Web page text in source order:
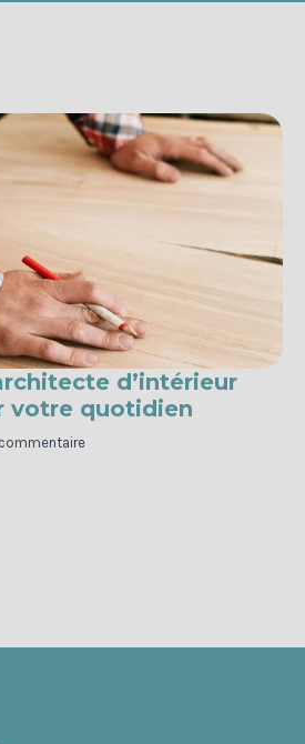
d’intérieur
votre quotidien